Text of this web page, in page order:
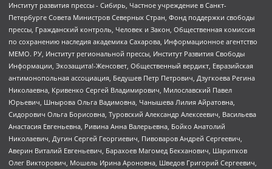
Институт развития прессы - Сибирь, Частное учреждение в Санкт-
Петербурге Совета Министров Северных Стран, Фонд поддержки свободы
прессы, Гражданский контроль, Человек и Закон, Общественная комиссия
по сохранению наследия академика Сахарова, Информационное агентство
МЕМО. РУ, Институт региональной прессы, Институт Развития Свободы
Информации, Экозащита!-Женсовет, Общественный вердикт, Евразийская
антимонопольная ассоциация, Бедушев Петр Петрович, Дзугкоева Регина
Николаевна, Кривенко Сергей Владимирович, Милославский Павел
Юрьевич, Шнырова Ольга Вадимовна, Чанышева Лилия Айратовна,
Сидорович Ольга Борисовна, Туровский Александр Алексеевич, Васильева
Анастасия Евгеньевна, Ривина Анна Валерьевна, Бойко Анатолий
Николаевич, Дугин Сергей Георгиевич, Пивоваров Андрей Сергеевич,
Аверин Виталий Евгеньевич, Барахоев Магомед Бекханович, Шарипков
Олег Викторович, Мошель Ирина Ароновна, Шведов Григорий Сергеевич,